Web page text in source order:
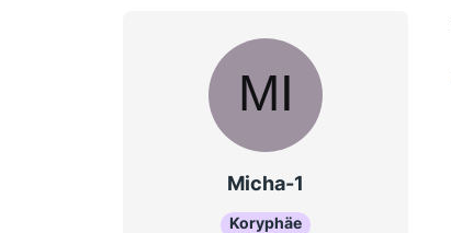
Micha-1
Koryphäe